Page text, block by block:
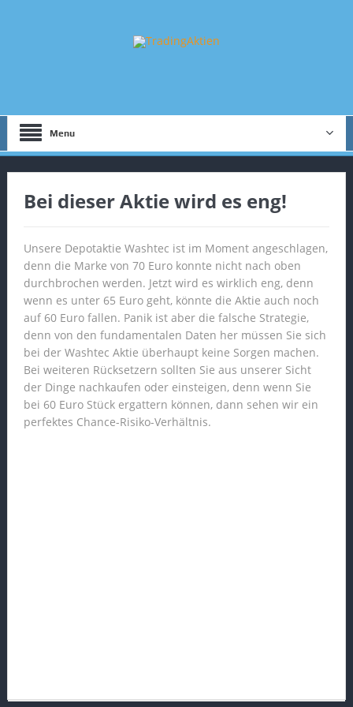
Menu
Bei dieser Aktie wird es eng!
Unsere Depotaktie Washtec ist im Moment angeschlagen,
denn die Marke von 70 Euro konnte nicht nach oben
durchbrochen werden. Jetzt wird es wirklich eng, denn
wenn es unter 65 Euro geht, könnte die Aktie auch noch
auf 60 Euro fallen. Panik ist aber die falsche Strategie,
denn von den fundamentalen Daten her müssen Sie sich
bei der Washtec Aktie überhaupt keine Sorgen machen.
Bei weiteren Rücksetzern sollten Sie aus unserer Sicht
der Dinge nachkaufen oder einsteigen, denn wenn Sie
bei 60 Euro Stück ergattern können, dann sehen wir ein
perfektes Chance-Risiko-Verhältnis.